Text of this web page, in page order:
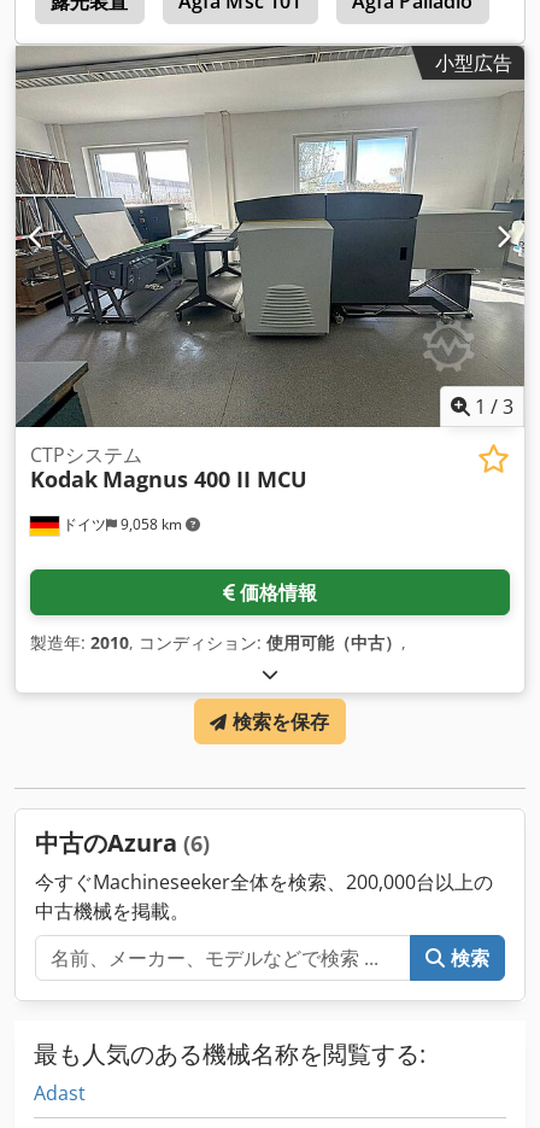
小型広告
1 /3
ドイツ 9,058 km
CTPシステム
Kodak Magnus 400 II MCU
価格情報
製造年: 2010, コンディション: 使用可能（中古） ,
検索を保存
中古のAzura (6)
今すぐMachineseeker全体を検索、200,000台以上の
中古機械を掲載。
検索
最も人気のある機械名称を閲覧する:
Adast